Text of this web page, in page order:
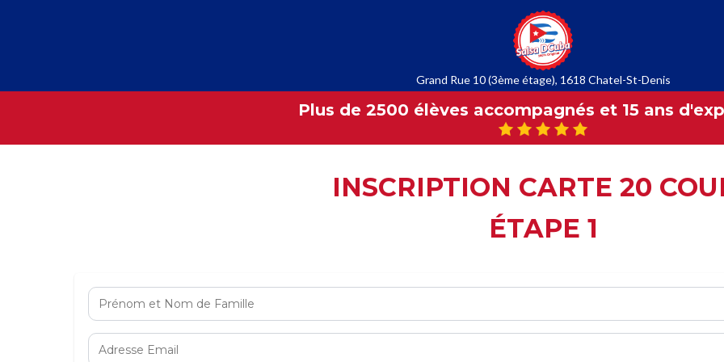
Grand Rue 10 (3ème étage), 1618 Chatel-St-Denis
Plus de 2500 élèves accompagnés et 15 ans
INSCRIPTION CARTE 20
ÉTAPE 1